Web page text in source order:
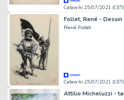
Catawiki 25/07/2021 (CET)
René Follet
Catawiki 25/07/2021 (CET)